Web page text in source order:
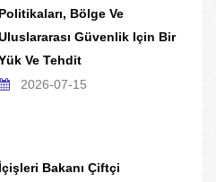
Politikaları, Bölge Ve
Güvenlik Için Bir
Ve Tehdit
2026-07-15
İçişleri Bakanı Çiftçi